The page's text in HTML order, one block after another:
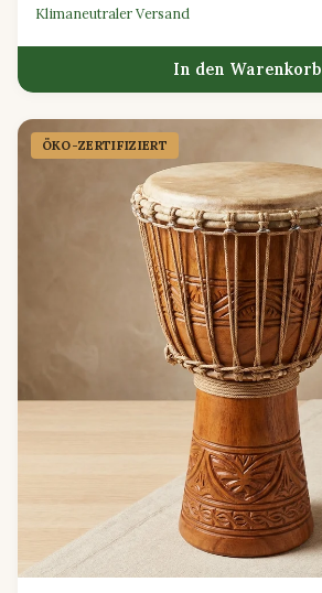
Klimaneutraler Versand
In den Warenkorb
ÖKO-ZERTIFIZIERT